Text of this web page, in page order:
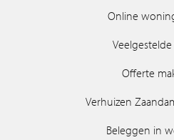
Online
Offerte
Verhuizen
Beleggen in